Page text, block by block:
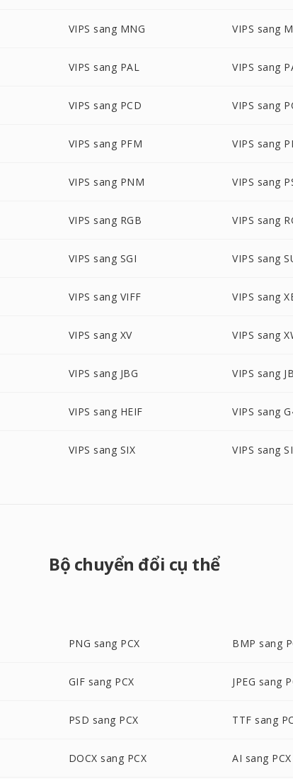
VIPS sang MNG VIPS sang
VIPS sang PAL VIPS sang
VIPS sang PCD VIPS sang
VIPS sang PFM VIPS sang
VIPS sang PNM VIPS sang
VIPS sang RGB VIPS sang
VIPS sang SGI VIPS sang
VIPS sang VIFF VIPS sang
VIPS sang XV VIPS sang
VIPS sang JBG VIPS sang
VIPS sang HEIF VIPS sang
VIPS sang SIX VIPS sang
Bộ chuyển đổi cụ thể
PNG sang PCX BMP sang
GIF sang PCX JPEG sang
PSD sang PCX TTF sang
DOCX sang PCX AI sang PCX